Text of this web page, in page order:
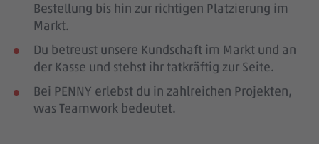
Bestellung bis hin zur richtigen Platzierung im
Markt.
Du betreust unsere Kundschaft im Markt und an
der Kasse und stehst ihr tatkräftig zur Seite.
Bei PENNY erlebst du in zahlreichen Projekten,
was Teamwork bedeutet.